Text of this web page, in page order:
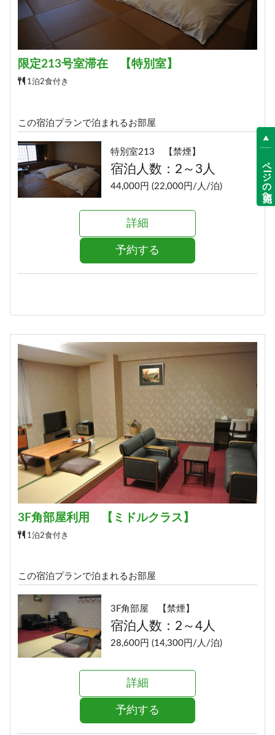
限定213号室滞在 【特別室】
1泊2食付き
この宿泊プランで泊まれるお部屋
特別室213 【禁煙】
宿泊人数：2～3人
44,000円 (22,000円/人/泊)
詳細
予約する
3F角部屋利用 【ミドルクラス】
1泊2食付き
この宿泊プランで泊まれるお部屋
3F角部屋 【禁煙】
宿泊人数：2～4人
28,600円 (14,300円/人/泊)
詳細
予約する
ページの先頭へ